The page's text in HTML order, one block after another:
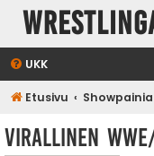
UKK
Etusivu Showpainia
Virallinen